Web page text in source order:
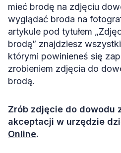
mieć brodę na zdjęciu
wyglądać broda na
artykule pod tytułem
brodą” znajdziesz
którymi powinieneś się
zrobieniem zdjęcia do
brodą.
Zrób zdjęcie do dowodu
akceptacji w urzędzie
Online.